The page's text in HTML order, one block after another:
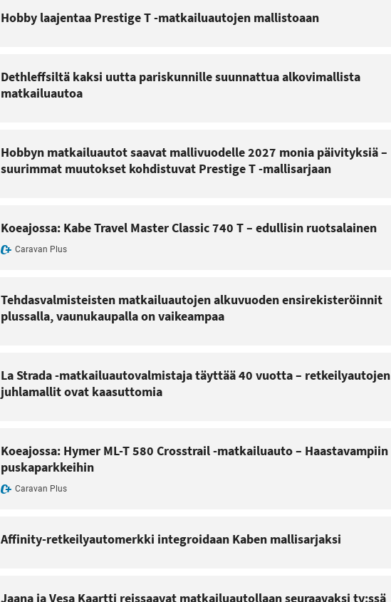
Hobby laajentaa Prestige T -matkailuautojen mallistoaan
Dethleffsiltä kaksi uutta pariskunnille suunnattua alkovimallista
matkailuautoa
Hobbyn matkailuautot saavat mallivuodelle 2027 monia päivityksiä –
suurimmat muutokset kohdistuvat Prestige T -mallisarjaan
Koeajossa: Kabe Travel Master Classic 740 T – edullisin ruotsalainen
Caravan Plus
Tehdasvalmisteisten matkailuautojen alkuvuoden ensirekisteröinnit
plussalla, vaunukaupalla on vaikeampaa
La Strada -matkailuautovalmistaja täyttää 40 vuotta – retkeilyautojen
juhlamallit ovat kaasuttomia
Koeajossa: Hymer ML-T 580 Crosstrail -matkailuauto – Haastavampiin
puskaparkkeihin
Caravan Plus
Affinity-retkeilyautomerkki integroidaan Kaben mallisarjaksi
Jaana ja Vesa Kaartti reissaavat matkailuautollaan seuraavaksi tv:ssä